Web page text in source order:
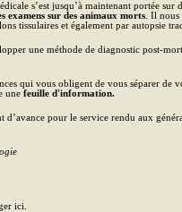
s’est jusqu’à maintenant portée
examens sur des animaux morts. Il nous
tissulaires et également par autopsie
une méthode de diagnostic post-
qui vous obligent de vous séparer
une feuille d'information.
d’avance pour le service rendu aux
ici.